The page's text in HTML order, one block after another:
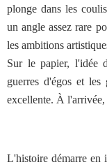
plonge dans les
un angle assez rare
les ambitions
Sur le papier, l'idée
guerres d'égos et les
excellente. À l'arrivée,
L'histoire démarre en